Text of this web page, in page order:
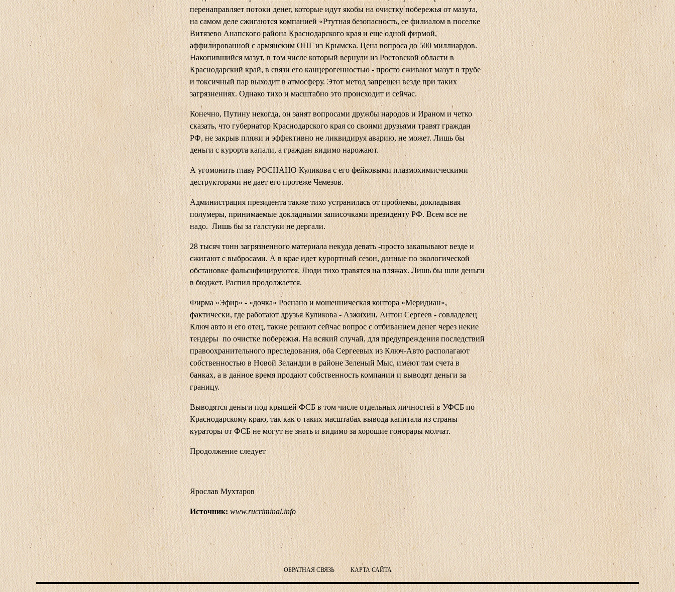
перенаправляет потоки денег, которые идут якобы на очистку побережья от мазута,
на самом деле сжигаются компанией «Ртутная безопасность, ее филиалом в поселке
Витязево Анапского района Краснодарского края и еще одной фирмой,
аффилированной с армянским ОПГ из Крымска. Цена вопроса до 500 миллиардов.
Накопившийся мазут, в том числе который вернули из Ростовской области в
Краснодарский край, в связи его канцерогенностью - просто сживают мазут в трубе
и токсичный пар выходит в атмосферу. Этот метод запрещен везде при таких
загрязнениях. Однако тихо и масштабно это происходит и сейчас.
Конечно, Путину некогда, он занят вопросами дружбы народов и Ираном и четко
сказать, что губернатор Краснодарского края со своими друзьями травят граждан
РФ, не закрыв пляжи и эффективно не ликвидируя аварию, не может. Лишь бы
деньги с курорта капали, а граждан видимо нарожают.
А угомонить главу РОСНАНО Куликова с его фейковымиплазмохимисческими
деструкторамине дает его протеже Чемезов.
Администрация президента также тихо устранилась от проблемы, докладывая
полумеры, принимаемые докладными записочками президенту РФ. Всем все не
надо. Лишь бы за галстуки не дергали.
28 тысяч тонн загрязненного материала некуда девать -просто закапывают везде и
сжигают с выбросами. А в крае идет курортный сезон, данные по экологической
обстановке фальсифицируются. Люди тихо травятся на пляжах. Лишь бы шли деньги
в бюджет. Распил продолжается.
Фирма «Эфир» - «дочка» Роснано и мошенническая контора «Меридиан»,
фактически, где работают друзья Куликова - Азжихин, Антон Сергеев - совладелец
Ключ авто и его отец, также решают сейчас вопрос с отбиванием денег через некие
тендеры по очистке побережья. На всякий случай, для предупреждения последствий
правоохранительного преследования, оба Сергеевых из Ключ-Авто располагают
собственностью в Новой Зеландии в районе Зеленый Мыс, имеют там счета в
банках, а в данное время продают собственность компании и выводят деньги за
границу.
Выводятся деньги под крышей ФСБ в том числе отдельных личностей в УФСБ по
Краснодарскому краю, так как о таких масштабах вывода капитала из страны
кураторы от ФСБ не могут не знать и видимо за хорошие гонорары молчат.
Продолжение следует
Ярослав Мухтаров
Источник: www.rucriminal.info
ОБРАТНАЯ СВЯЗЬ КАРТА САЙТА